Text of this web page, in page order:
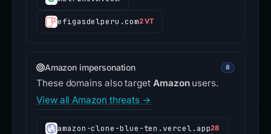
efigasdelperu.com2 VT
Amazon impersonation 8
These domains also target Amazonusers.
View all Amazon threats →
amazon-clone-blue-ten.vercel.app28